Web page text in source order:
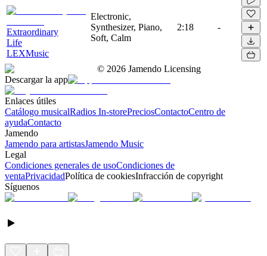
Extraordinary
Life
LEXMusic
Electronic,
Synthesizer, Piano,
Soft, Calm
2:18 -
© 2026 Jamendo Licensing
Descargar la app
Enlaces útiles
Catálogo musicalRadios In-storePreciosContactoCentro de
ayudaContacto
Jamendo
Jamendo para artistasJamendo Music
Legal
Condiciones generales de usoCondiciones de
ventaPrivacidadPolítica de cookiesInfracción de copyright
Síguenos